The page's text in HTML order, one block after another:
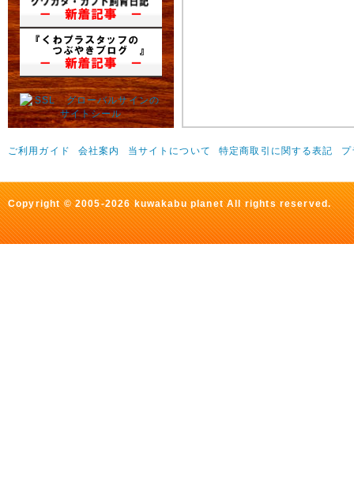
ご利用ガイド 会社案内 当サイトについて 特定商取引に関する表記 プ
Copyright © 2005-2026 kuwakabu planet All rights reserved.